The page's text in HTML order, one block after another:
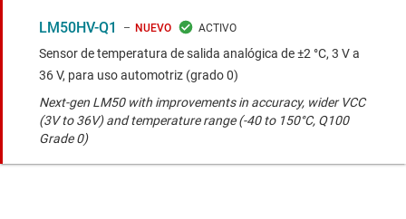
NUEVO
LM50HV-Q1
Sensor de temperatura de salida analógica de ±2 °C, 3 V a
36 V, para uso automotriz (grado 0)
Next-gen LM50 with improvements in accuracy, wider VCC
(3V to 36V) and temperature range (-40 to 150°C, Q100
Grade 0)